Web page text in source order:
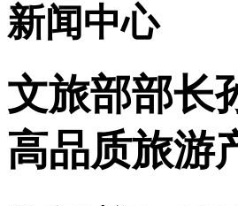
新闻中心
文旅部部长
高品质旅游